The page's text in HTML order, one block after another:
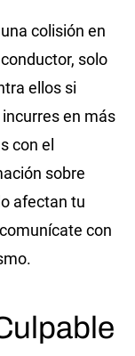
colisión en
solo
ellos si
en más
con el
sobre
afectan tu
con